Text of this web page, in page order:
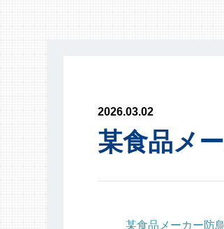
2026.03.02
某食品メ
某食品メーカー防